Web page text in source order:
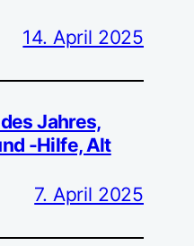
14. April 2025
Jahres,
-Hilfe, Alt
7. April 2025